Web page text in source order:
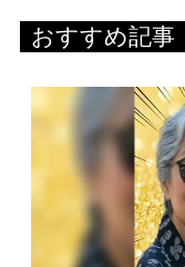
おすすめ記事